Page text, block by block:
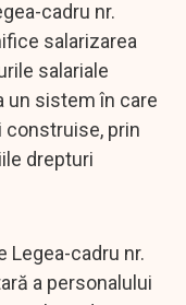
cadru nr.
salarizarea
salariale
un sistem în care
prin
drepturi
Legea-cadru nr.
a personalului